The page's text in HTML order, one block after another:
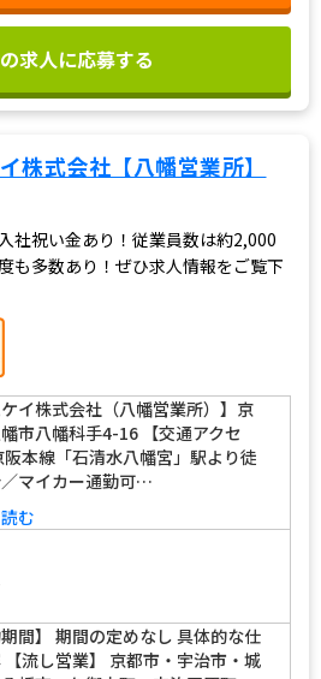
ついて無料相談してみる
求人に応募する
社祝い金あり！従業員数は約2,000
イ株式会社（八幡営業所）】京
市八幡科手4-16 【交通アクセ
マイカー通勤可…